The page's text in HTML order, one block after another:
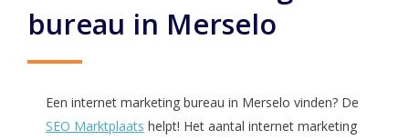
bureau in Merselo
Een internet marketing bureau in Merselo vinden? De
SEO Marktplaats helpt! Het aantal internet marketing